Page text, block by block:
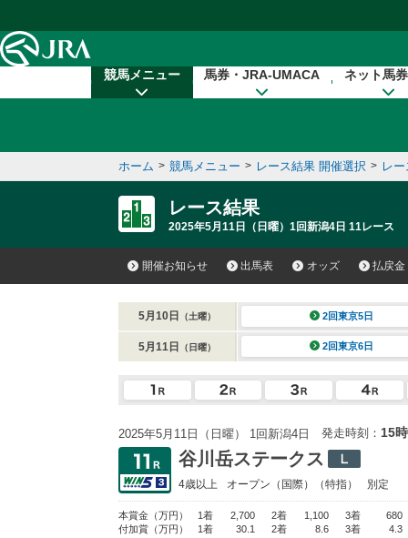
競馬メニュー 馬券・JRA-UMACA ネット馬
ホーム > 競馬メニュー > レース結果 開催選択 > レ
レース結果
2025年5月11日（日曜）1回新潟4日 11レース
開催お知らせ 出馬表 オッズ 払戻金
5月10日 （土曜） 2回東京5日
5月11日 （日曜） 2回東京6日
2025年5月11日（日曜） 1回新潟4日 発走時刻： 15
谷川岳ステークス
4歳以上 オープン （国際）（特指） 別定
本賞金 （万円） 1着 2,700 2着 1,100 3着
680
付加賞 （万円） 1着 30.1 2着 8.6 3着 4.3